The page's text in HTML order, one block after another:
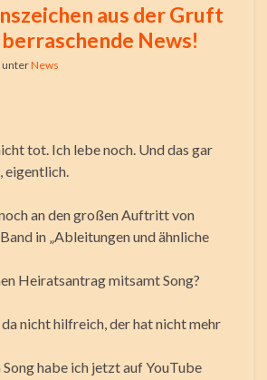
aus der Gruft
News!
unterNews
tot. Ich lebe noch. Und das gar
eigentlich.
an den großen Auftritt von
in „Ableitungen und ähnliche
Heiratsantrag mitsamt Song?
nicht hilfreich, der hat nicht mehr
habe ich jetzt auf YouTube